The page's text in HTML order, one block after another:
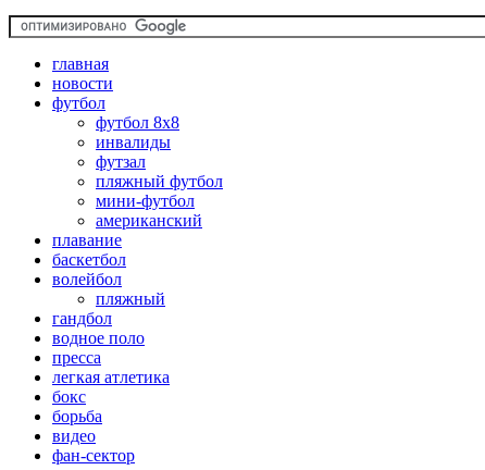
главная
новости
футбол
футбол 8х8
инвалиды
футзал
пляжный футбол
мини-футбол
американский
плавание
баскетбол
волейбол
пляжный
гандбол
водное поло
пресса
легкая атлетика
бокс
борьба
видео
фан-сектор